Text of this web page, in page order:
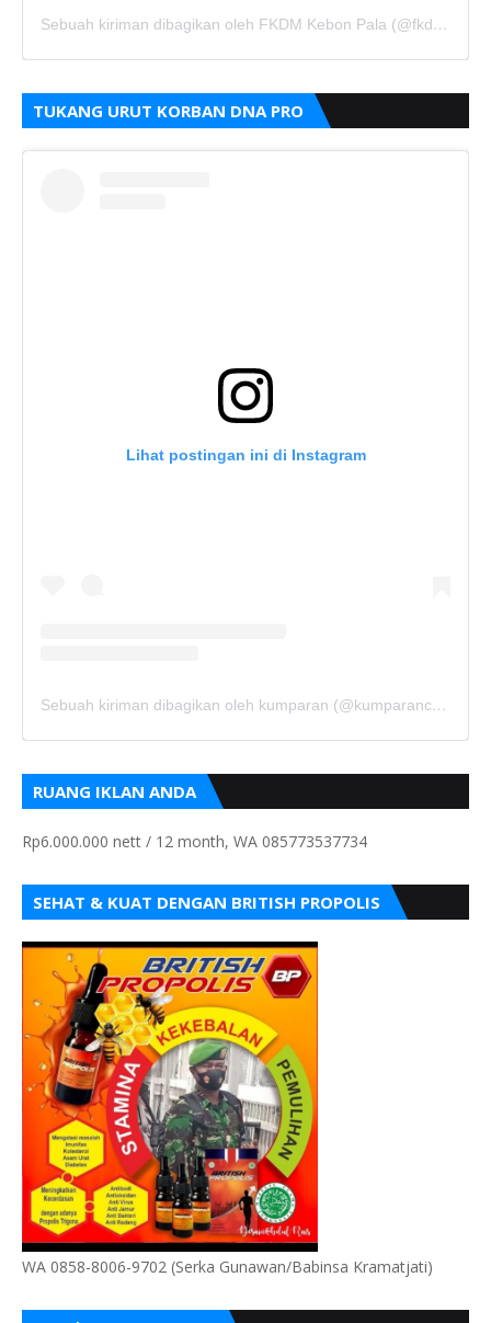
Sebuah kiriman dibagikan oleh FKDM Kebon Pala (@fkdm_kebonpala)
TUKANG URUT KORBAN DNA PRO
Lihat postingan ini di Instagram
Sebuah kiriman dibagikan oleh kumparan (@kumparancom)
RUANG IKLAN ANDA
Rp6.000.000 nett / 12 month, WA 085773537734
SEHAT & KUAT DENGAN BRITISH PROPOLIS
WA 0858-8006-9702 (Serka Gunawan/Babinsa Kramatjati)